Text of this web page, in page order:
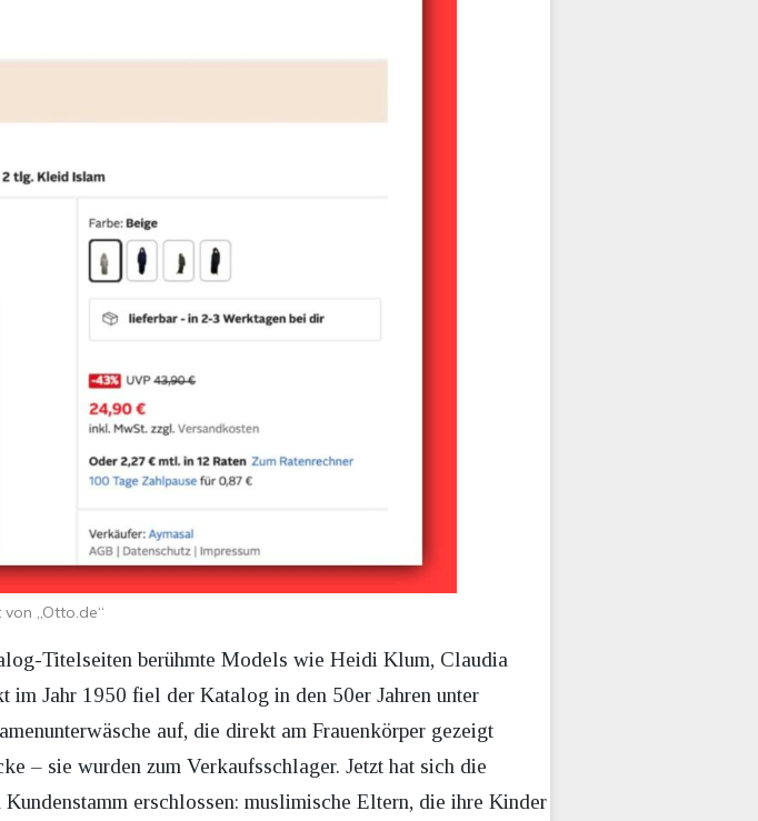
„Otto.de“
Titelseiten berühmte Models wie Heidi Klum, Claudia
Jahr 1950 fiel der Katalog in den 50er Jahren unter
auf, die direkt am Frauenkörper gezeigt
– sie wurden zum Verkaufsschlager. Jetzt hat sich die
erschlossen: muslimische Eltern, die ihre Kinder